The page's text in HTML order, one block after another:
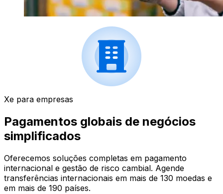
Xe para empresas
Pagamentos globais de negócios
simplificados
Oferecemos soluções completas em pagamento
internacional e gestão de risco cambial. Agende
transferências internacionais em mais de 130 moedas e
em mais de 190 países.